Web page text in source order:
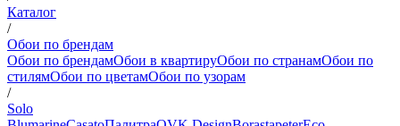
Каталог
/
Обои по брендам
Обои по брендамОбои в квартируОбои по странамОбои по
стилямОбои по цветамОбои по узорам
/
Solo